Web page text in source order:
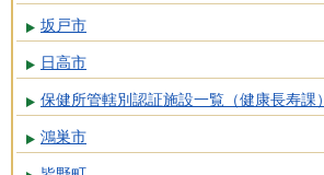
坂戸市
日高市
保健所管轄別認証施設一覧（健康長寿課）
鴻巣市